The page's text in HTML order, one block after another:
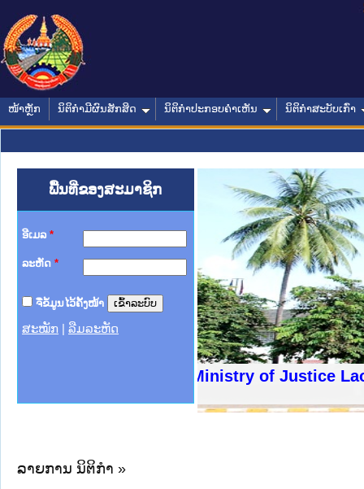
ໜ້າຫຼັກ ນິຕິກໍາມີຜົນສັກສິດ ນິຕິກໍາປະກອບຄໍາເຫັນ ນິຕິກໍາສະບັບເກົ່າ
ພື້ນທີ່ຂອງສະມາຊິກ
ອີເມລ *
ລະຫັດ *
ຈື່ຂໍ້ມູນໄວ້ຄັ້ງໜ້າ
ສະໝັກ ລືມລະຫັດ
Ministry of Justice Lao
າຊົນ ພາກເໜືອ
ການ
ກາງ
ໃຕ້
ຕຳຫຼວດປະຊາຊົນ
ສັນຕິບານປະຊາຊົນ
ກເໜືອ
າຊົນ ພາກກາງ
ລາຍການ ນິຕິກໍາ »